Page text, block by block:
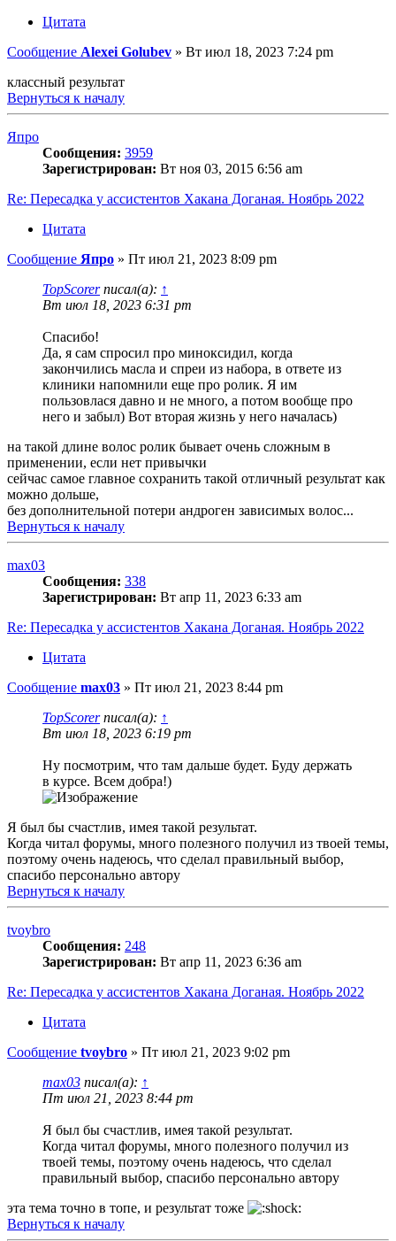
Цитата
Сообщение Alexei Golubev » Вт июл 18, 2023 7:24 pm
классный результат
Вернуться к началу
Япро
Сообщения: 3959
Зарегистрирован: Вт ноя 03, 2015 6:56 am
Re: Пересадка у ассистентов Хакана Доганая. Ноябрь 2022
Цитата
Сообщение Япро » Пт июл 21, 2023 8:09 pm
TopScorerписал(а): ↑
Вт июл 18, 2023 6:31 pm
Спасибо!
Да, я сам спросил про миноксидил, когда
закончились масла и спреи из набора, в ответе из
клиники напомнили еще про ролик. Я им
пользовлася давно и не много, а потом вообще про
него и забыл) Вот вторая жизнь у него началась)
на такой длине волос ролик бывает очень сложным в
применении, если нет привычки
сейчас самое главное сохранить такой отличный результат как
можно дольше,
без дополнительной потери андроген зависимых волос...
Вернуться к началу
max03
Сообщения: 338
Зарегистрирован: Вт апр 11, 2023 6:33 am
Re: Пересадка у ассистентов Хакана Доганая. Ноябрь 2022
Цитата
Сообщение max03 » Пт июл 21, 2023 8:44 pm
TopScorerписал(а): ↑
Вт июл 18, 2023 6:19 pm
Ну посмотрим, что там дальше будет. Буду держать
в курсе. Всем добра!)
Я был бы счастлив, имея такой результат.
Когда читал форумы, много полезного получил из твоей темы,
поэтому очень надеюсь, что сделал правильный выбор,
спасибо персонально автору
Вернуться к началу
tvoybro
Сообщения: 248
Зарегистрирован: Вт апр 11, 2023 6:36 am
Re: Пересадка у ассистентов Хакана Доганая. Ноябрь 2022
Цитата
Сообщение tvoybro » Пт июл 21, 2023 9:02 pm
max03 писал(а): ↑
Пт июл 21, 2023 8:44 pm
Я был бы счастлив, имея такой результат.
Когда читал форумы, много полезного получил из
твоей темы, поэтому очень надеюсь, что сделал
правильный выбор, спасибо персонально автору
эта тема точно в топе, и результат тоже
Вернуться к началу